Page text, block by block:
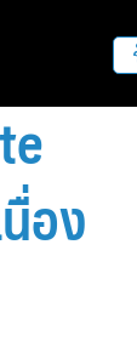
ฝากข่าวป
อง